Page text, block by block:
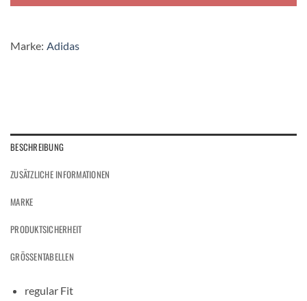
Marke: Adidas
BESCHREIBUNG
ZUSÄTZLICHE INFORMATIONEN
MARKE
PRODUKTSICHERHEIT
GRÖSSENTABELLEN
regular Fit